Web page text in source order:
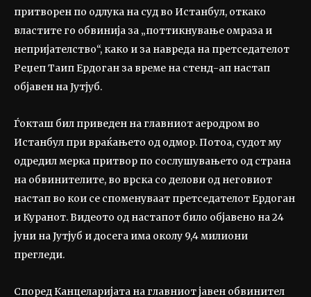
притворен по одлука на суд во Истанбул, откако
властите го обвинија за „поттикнување омраза и
непријателство“, како и за навреда на претседателот
Реџеп Таип Ердоган за време на стенд-ап настап
објавен на Јутјуб.
Ѓокташ бил приведен на главниот аеродром во
Истанбул при враќањето од одмор. Потоа, судот му
одредил мерка притвор по сослушувањето од страна
на обвинителите, во врска со делови од неговиот
настап во кои се споменуваат претседателот Ердоган
и Куранот. Видеото од настапот било објавено на 24
јуни на Јутјуб и досега има околу 9,4 милиони
прегледи.
Според Канцеларијата на главниот јавен обвинител